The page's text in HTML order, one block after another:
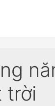
trời